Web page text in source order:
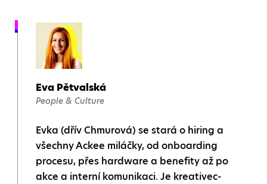
Eva Pětvalská
People & Culture
Evka (dřív Chmurová) se stará o hiring a
všechny Ackee miláčky, od onboarding
procesu, přes hardware a benefity až po
akce a interní komunikaci. Je kreativec-